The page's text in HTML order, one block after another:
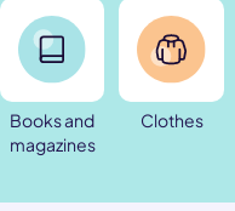
Books and
magazines
Clothes